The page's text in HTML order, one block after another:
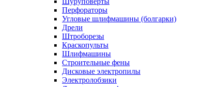
Перфораторы
Угловые шлифмашины (болгарки)
Дрели
Штроборезы
Краскопульты
Шлифмашины
Строительные фены
Дисковые электропилы
Электролобзики